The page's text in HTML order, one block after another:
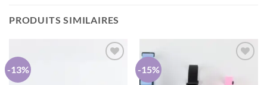
PRODUITS SIMILAIRES
-13% -15%
À MA